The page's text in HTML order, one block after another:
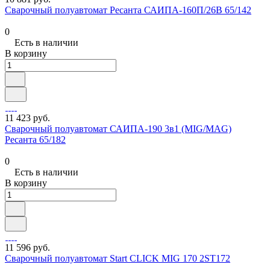
Сварочный полуавтомат Ресанта САИПА-160П/26В 65/142
0
Есть в наличии
В корзину
11 423 руб.
Сварочный полуавтомат САИПА-190 3в1 (MIG/MAG)
Ресанта 65/182
0
Есть в наличии
В корзину
11 596 руб.
Сварочный полуавтомат Start CLICK MIG 170 2ST172